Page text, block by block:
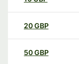
20GBP
50GBP